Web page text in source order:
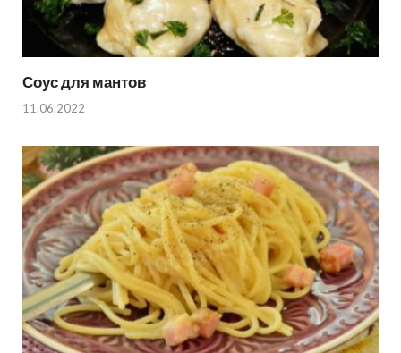
Соус для мантов
11.06.2022